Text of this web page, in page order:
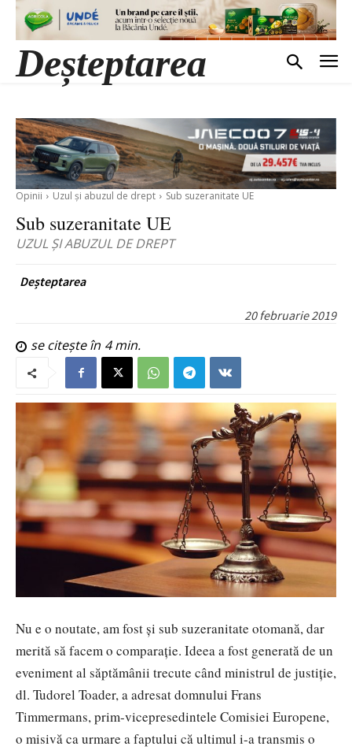
Deșteptarea
Opinii Uzul și abuzul de drept Sub suzeranitate UE
Sub suzeranitate UE
UZUL ŞI ABUZUL DE DREPT
Deșteptarea
20 februarie 2019
se citește în 4min.
Nu e o noutate, am fost şi sub suzeranitate otomană, dar
merită să facem o comparaţie. Ideea a fost generată de un
eveniment al săptămânii trecute când ministrul de justiţie,
dl. Tudorel Toader, a adresat domnului Frans
Timmermans, prim-vicepresedintele Comisiei Europene,
o misivă ca urmare a faptului că ultimul i-a transmis o